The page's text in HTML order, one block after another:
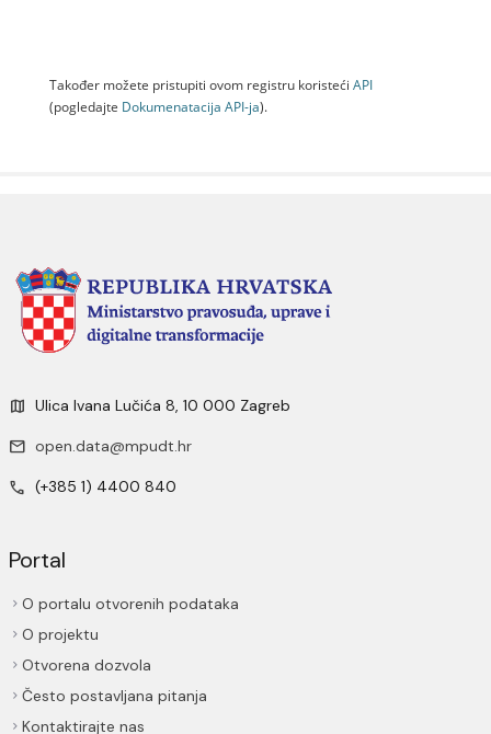
Također možete pristupiti ovom registru koristeći API
(pogledajte Dokumenаtаcijа API-jа).